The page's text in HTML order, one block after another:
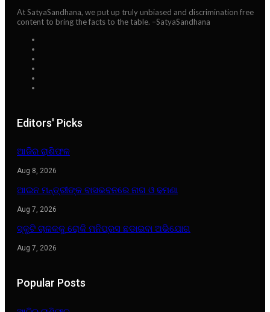
At SatyaSandhana, we put up truly unbiased and discrimination free
content to bring the facts to the table. –SatyaSandhana
Editors' Picks
ଆଜିର ରାଶିଫଳ
Aug 8, 2026
ଆଇନ ମନ୍ତ୍ରୀଙ୍କ ବାସଭବନରେ ନାଗ ଓ ଢମଣା
Aug 7, 2026
ସ୍କୁଟି ଚାଳକକୁ ରୋକି ମନିପ୍ରସ ଛଡାଇବା ଅଭିଯୋଗ
Aug 7, 2026
Popular Posts